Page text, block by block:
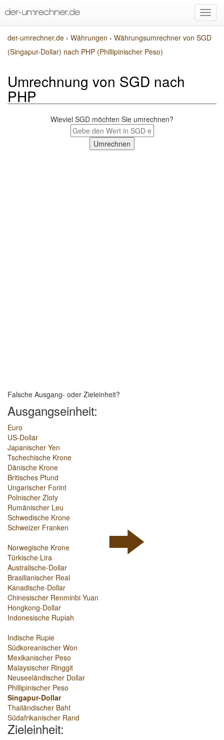
der-umrechner.de › Währungen › Währungsumrechner von SGD
(Singapur-Dollar) nach PHP (Phillipinischer Peso)
Umrechnung von SGD nach
PHP
Wieviel SGD möchten Sie umrechnen?
Falsche Ausgang- oder Zieleinheit?
Ausgangseinheit:
Euro
US-Dollar
Japanischer Yen
Tschechische Krone
Dänische Krone
Britisches Pfund
Ungarischer Forint
Polnischer Zloty
Rumänischer Leu
Schwedische Krone
Schweizer Franken
Norwegische Krone
Türkische Lira
Australische-Dollar
Brasilianischer Real
Kanadische-Dollar
Chinesischer Renminbi Yuan
Hongkong-Dollar
Indonesische Rupiah
Indische Rupie
Südkoreanischer Won
Mexikanischer Peso
Malaysischer Ringgit
Neuseeländischer Dollar
Phillipinischer Peso
Singapur-Dollar
Thailändischer Baht
Südafrikanischer Rand
Zieleinheit: